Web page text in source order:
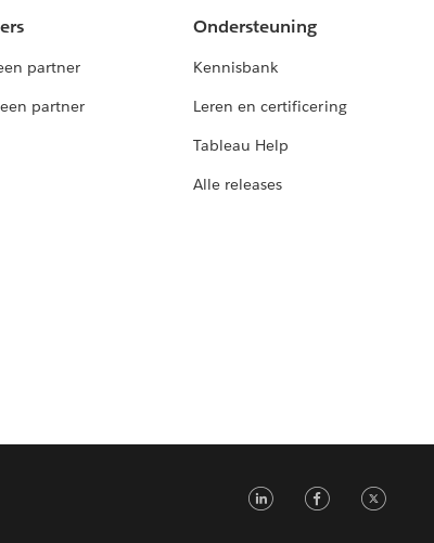
partner
partner
Ondersteuning
Kennisbank
Leren en certificering
Tableau Help
Alle releases